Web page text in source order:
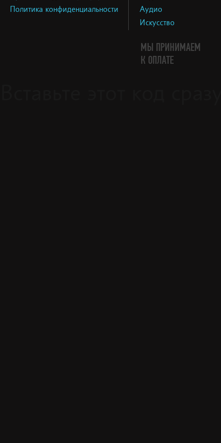
Политика конфиденциальности
Аудио
Искусство
МЫ ПРИНИМАЕМ
К ОПЛАТЕ